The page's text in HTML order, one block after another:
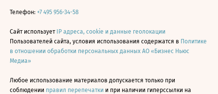
Телефон: +7 495 956-34-58
Сайт использует IP адреса, cookie и данные геолокации
Пользователей сайта, условия использования содержатся в Политике
в отношении обработки персональных данных АО «Бизнес Ньюс
Медиа»
Любое использование материалов допускается только при
соблюдении правил перепечатки и при наличии гиперссылки на